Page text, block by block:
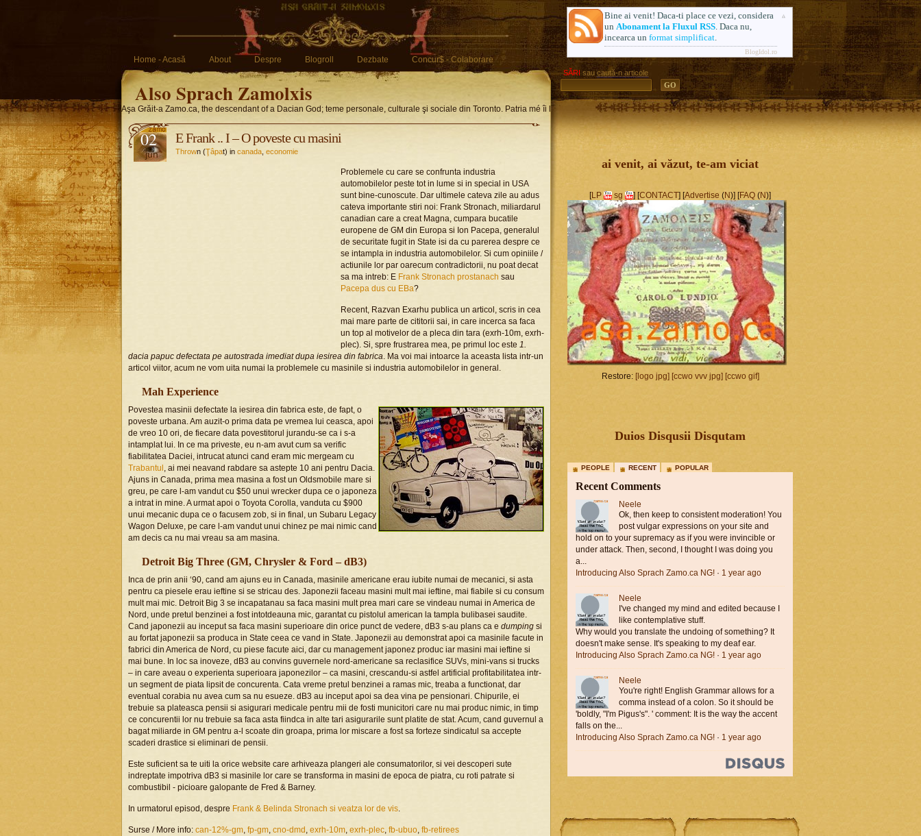
Home - Acasă About Despre Blogroll Dezbate Concur$ - Colaborare
Also Sprach Zamolxis
Aşa Grăit-a Zamo.ca, the descendant of a Dacian God; teme personale, culturale şi sociale din Toronto. Patria mé îi limba romgleză. Formerly AlsoSprachZamolxis.com
SĂRI sau caută-n articole
Bine ai venit! Daca-ti place ce vezi, considera
un Abonament la Fluxul RSS. Daca nu,
incearca un format simplificat.
BlogIdol.ro
02
jun
E Frank .. I – O poveste cu masini
Thrown (Ţâpat) in canada economie
Problemele cu care se confrunta industria
automobilelor peste tot in lume si in special in USA
sunt bine-cunoscute. Dar ultimele cateva zile au adus
cateva importante stiri noi: Frank Stronach, miliardarul
canadian care a creat Magna, cumpara bucatile
europene de GM din Europa si Ion Pacepa, generalul
de securitate fugit in State isi da cu parerea despre ce
se intampla in industria automobilelor. Si cum opiniile /
actiunile lor par oarecum contradictorii, nu poat decat
sa ma intreb: E Frank Stronach prostanach sau
Pacepa dus cu EBa?
Recent, Razvan Exarhu publica un articol, scris in cea
mai mare parte de cititorii sai, in care incerca sa faca
un top al motivelor de a pleca din tara (exrh-10m, exrh-
plec). Si, spre frustrarea mea, pe primul loc este 1.
dacia papuc defectata pe autostrada imediat dupa iesirea din fabrica. Ma voi mai intoarce la aceasta lista intr-un
articol viitor, acum ne vom uita numai la problemele cu masinile si industria automobilelor in general.
Mah Experience
Povestea masinii defectate la iesirea din fabrica este, de fapt, o
poveste urbana. Am auzit-o prima data pe vremea lui ceasca, apoi
de vreo 10 ori, de fiecare data povestitorul jurandu-se ca i s-a
intamplat lui. In ce ma priveste, eu n-am avut cum sa verific
fiabilitatea Daciei, intrucat atunci cand eram mic mergeam cu
Trabantul , ai mei neavand rabdare sa astepte 10 ani pentru Dacia.
Ajuns in Canada, prima mea masina a fost un Oldsmobile mare si
greu, pe care l-am vandut cu $50 unui wrecker dupa ce o japoneza
a intrat in mine. A urmat apoi o Toyota Corolla, vanduta cu $900
unui mecanic dupa ce o facusem zob, si in final, un Subaru Legacy
Wagon Deluxe, pe care l-am vandut unui chinez pe mai nimic cand
am decis ca nu mai vreau sa am masina.
Detroit Big Three (GM, Chrysler & Ford – dB3)
Inca de prin anii ‘90, cand am ajuns eu in Canada, masinile americane erau iubite numai de mecanici, si asta
pentru ca piesele erau ieftine si se stricau des. Japonezii faceau masini mult mai ieftine, mai fiabile si cu consum
mult mai mic. Detroit Big 3 se incapatanau sa faca masini mult prea mari care se vindeau numai in America de
Nord, unde pretul benzinei a fost intotdeauna mic, garantat cu pistolul american la tampla bulibasei saudite.
Cand japonezii au inceput sa faca masini superioare din orice punct de vedere, dB3 s-au plans ca e dumping si
au fortat japonezii sa produca in State ceea ce vand in State. Japonezii au demonstrat apoi ca masinile facute in
fabrici din America de Nord, cu piese facute aici, dar cu management japonez produc iar masini mai ieftine si
mai bune. In loc sa inoveze, dB3 au convins guvernele nord-americane sa reclasifice SUVs, mini-vans si trucks
– in care aveau o experienta superioara japonezilor – ca masini, crescandu-si astfel artificial profitabilitatea intr-
un segment de piata lipsit de concurenta. Cata vreme pretul benzinei a ramas mic, treaba a functionat, dar
eventual corabia nu avea cum sa nu esueze. dB3 au inceput apoi sa dea vina pe pensionari. Chipurile, ei
trebuie sa plateasca pensii si asigurari medicale pentru mii de fosti municitori care nu mai produc nimic, in timp
ce concurentii lor nu trebuie sa faca asta fiindca in alte tari asigurarile sunt platite de stat. Acum, cand guvernul a
bagat miliarde in GM pentru a-l scoate din groapa, prima lor miscare a fost sa forteze sindicatul sa accepte
scaderi drastice si eliminari de pensii.
Este suficient sa te uiti la orice website care arhiveaza plangeri ale consumatorilor, si vei descoperi sute
indreptate impotriva dB3 si masinile lor care se transforma in masini de epoca de piatra, cu roti patrate si
combustibil - picioare galopante de Fred & Barney.
In urmatorul episod, despre Frank & Belinda Stronach si veatza lor de vis.
Surse / More info: can-12%-gm, fp-gm, cno-dmd , exrh-10m, exrh-plec, fb-ubuo, fb-retirees
ai venit, ai văzut, te-am viciat
[LP sg ] [CONTACT] [Advertise (N)] [FAQ (N)]
Restore: [logo jpg] [ccwo vvv jpg] [ccwo gif]
Duios Disqusii Disqutam
PEOPLE RECENT POPULAR
Recent Comments
Neele
Ok, then keep to consistent moderation! You
post vulgar expressions on your site and
hold on to your supremacy as if you were invincible or
under attack. Then, second, I thought I was doing you
a...
Introducing Also Sprach Zamo.ca NG! · 1 year ago
Neele
I've changed my mind and edited because I
like contemplative stuff.
Why would you translate the undoing of something? It
doesn't make sense. It's speaking to my deaf ear.
Introducing Also Sprach Zamo.ca NG! · 1 year ago
Neele
You're right! English Grammar allows for a
comma instead of a colon. So it should be
'boldly, "I'm Pigus's". ' comment: It is the way the accent
falls on the...
Introducing Also Sprach Zamo.ca NG! · 1 year ago